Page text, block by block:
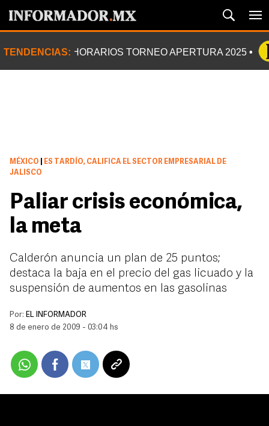
TENDENCIAS: HORARIOS TORNEO APERTURA 2025
MÉXICO
ES TARDÍO, CALIFICA EL SECTOR EMPRESARIAL DE
JALISCO
Paliar crisis económica,
la meta
Calderón anuncia un plan de 25 puntos;
destaca la baja en el precio del gas licuado y la
suspensión de aumentos en las gasolinas
Por: EL INFORMADOR
8 de enero de 2009 - 03:04 hs